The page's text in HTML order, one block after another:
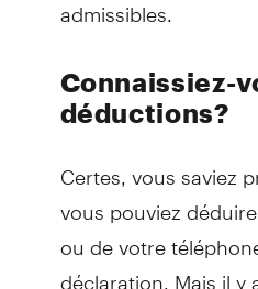
Connaissiez-
déductions?
Certes, vous saviez
vous pouviez
ou de votre
déclaration. Mais il y